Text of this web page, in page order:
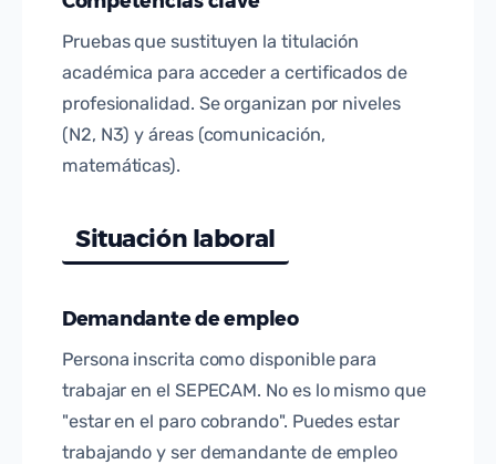
Pruebas que sustituyen la titulación
académica para acceder a certificados de
profesionalidad. Se organizan por niveles
(N2, N3) y áreas (comunicación,
matemáticas).
Situación laboral
Demandante de empleo
Persona inscrita como disponible para
trabajar en el SEPECAM. No es lo mismo que
"estar en el paro cobrando". Puedes estar
trabajando y ser demandante de empleo